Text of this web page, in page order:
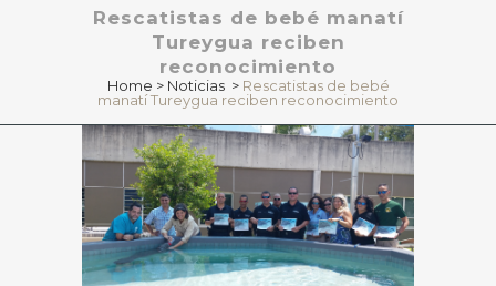
Rescatistas de bebé manatí
Tureygua reciben
reconocimiento
Home > Noticias > Rescatistas de bebé
manatí Tureygua reciben reconocimiento